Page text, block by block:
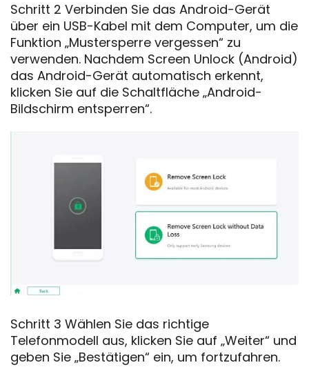
Schritt 2 Verbinden Sie das Android-Gerät
über ein USB-Kabel mit dem Computer, um die
Funktion „Mustersperre vergessen“ zu
verwenden. Nachdem Screen Unlock (Android)
das Android-Gerät automatisch erkennt,
klicken Sie auf die Schaltfläche „Android-
Bildschirm entsperren“.
Schritt 3 Wählen Sie das richtige
Telefonmodell aus, klicken Sie auf „Weiter“ und
geben Sie „Bestätigen“ ein, um fortzufahren.